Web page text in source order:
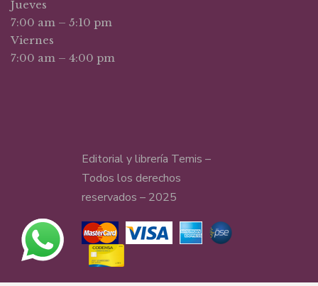
Jueves
7:00 am – 5:10 pm
Viernes
7:00 am – 4:00 pm
Editorial y librería Temis –
Todos los derechos
reservados – 2025